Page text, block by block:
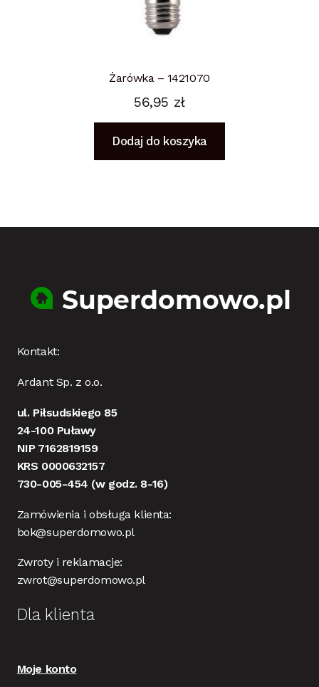
Żarówka – 1421070
56,95 zł
Dodaj do koszyka
Kontakt:
Ardant Sp. z o.o.
ul. Piłsudskiego 85
24-100 Puławy
NIP 7162819159
KRS 0000632157
730-005-454 (w godz. 8-16)
Zamówienia i obsługa klienta:
bok@superdomowo.pl
Zwroty i reklamacje:
zwrot@superdomowo.pl
Dla klienta
Moje konto